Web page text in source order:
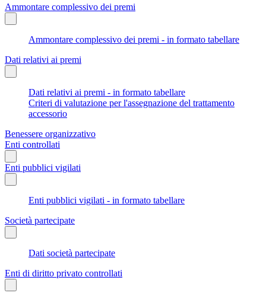
Ammontare complessivo dei premi
Ammontare complessivo dei premi - in formato tabellare
Dati relativi ai premi
Dati relativi ai premi - in formato tabellare
Criteri di valutazione per l'assegnazione del trattamento
accessorio
Benessere organizzativo
Enti controllati
Enti pubblici vigilati
Enti pubblici vigilati - in formato tabellare
Società partecipate
Dati società partecipate
Enti di diritto privato controllati